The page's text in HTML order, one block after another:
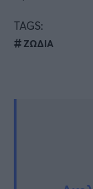
TAGS:
ΖΩΔΙΑ